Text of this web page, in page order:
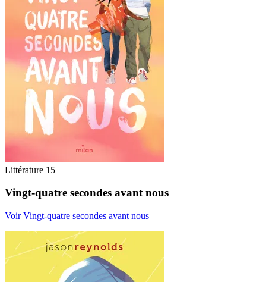
Littérature 15+
Vingt-quatre secondes avant nous
Voir Vingt-quatre secondes avant nous